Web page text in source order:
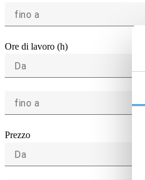
fino a
Ore di lavoro (h)
Da
fino a
Prezzo
Da